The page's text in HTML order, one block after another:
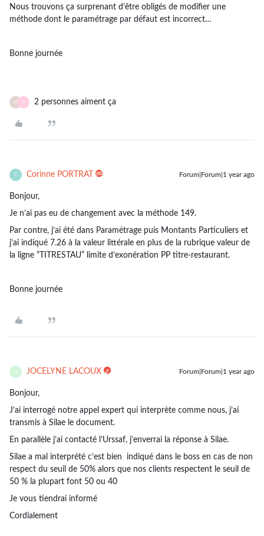
Nous trouvons ça surprenant d’être obligés de modifier une
méthode dont le paramétrage par défaut est incorrect…
Bonne journée
M F 2 personnes aiment ça
C Corinne PORTRAT Forum|Forum|1 year ago
Bonjour,
Je n’ai pas eu de changement avec la méthode 149.
Par contre, j’ai été dans Paramétrage puis Montants Particuliers et
j’ai indiqué 7.26 à la valeur littérale en plus de la rubrique valeur de
la ligne “TITRESTAU” limite d’exonération PP titre-restaurant.
Bonne journée
J JOCELYNE LACOUX Forum|Forum|1 year ago
Bonjour,
J’ai interrogé notre appel expert qui interprète comme nous, j’ai
transmis à Silae le document.
En parallèle j’ai contacté l’Urssaf, j’enverrai la réponse à Silae.
Silae a mal interprété c’est bien indiqué dans le boss en cas de non
respect du seuil de 50% alors que nos clients respectent le seuil de
50 % la plupart font 50 ou 40
Je vous tiendrai informé
Cordialement